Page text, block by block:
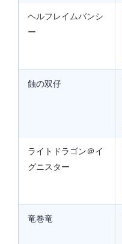
ヘルフレイムバンシ
ー
蝕の双仔
ライトドラゴン＠イ
グニスター
竜巻竜